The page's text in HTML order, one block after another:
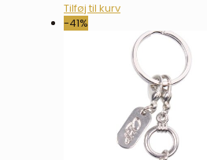
Tilføj til kurv
-41%